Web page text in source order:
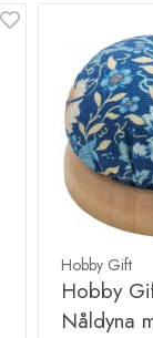
Hobby Gift
Hobby
Nåldyna